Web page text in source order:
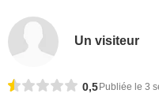
Un visiteur
0,5 Publiée le 3